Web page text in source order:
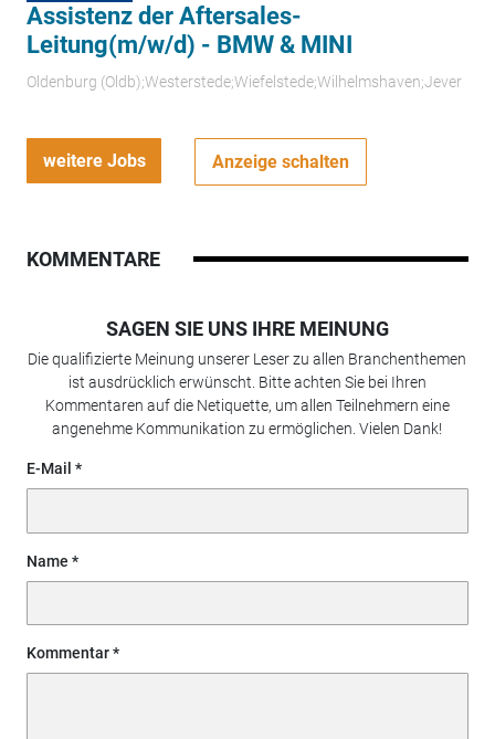
Assistenz der Aftersales-
Leitung(m/w/d) - BMW & MINI
Oldenburg (Oldb);Westerstede;Wiefelstede;Wilhelmshaven;Jever
weitere Jobs Anzeige schalten
KOMMENTARE
SAGEN SIE UNS IHRE MEINUNG
Die qualifizierte Meinung unserer Leser zu allen Branchenthemen
ist ausdrücklich erwünscht. Bitte achten Sie bei Ihren
Kommentaren auf die Netiquette, um allen Teilnehmern eine
angenehme Kommunikation zu ermöglichen. Vielen Dank!
E-Mail
Name
Kommentar